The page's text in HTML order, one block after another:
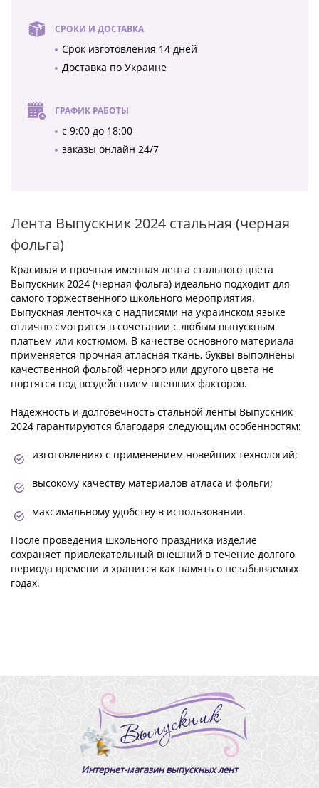
СРОКИ И ДОСТАВКА
Срок изготовления 14 дней
Доставка по Украине
ГРАФИК РАБОТЫ
с 9:00 до 18:00
заказы онлайн 24/7
Лента Выпускник 2024 стальная (черная
фольга)
Красивая и прочная именная лента стального цвета
Выпускник 2024 (черная фольга) идеально подходит для
самого торжественного школьного мероприятия.
Выпускная ленточка с надписями на украинском языке
отлично смотрится в сочетании с любым выпускным
платьем или костюмом. В качестве основного материала
применяется прочная атласная ткань, буквы выполнены
качественной фольгой черного или другого цвета не
портятся под воздействием внешних факторов.
Надежность и долговечность стальной ленты Выпускник
2024 гарантируются благодаря следующим особенностям:
изготовлению с применением новейших технологий;
высокому качеству материалов атласа и фольги;
максимальному удобству в использовании.
После проведения школьного праздника изделие
сохраняет привлекательный внешний в течение долгого
периода времени и хранится как память о незабываемых
годах.
Интернет-магазин выпускных лент